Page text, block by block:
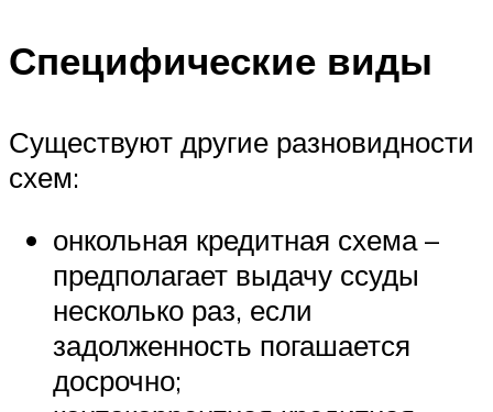
Специфические виды
Существуют другие разновидности
схем:
онкольная кредитная схема –
предполагает выдачу ссуды
несколько раз, если
задолженность погашается
досрочно;